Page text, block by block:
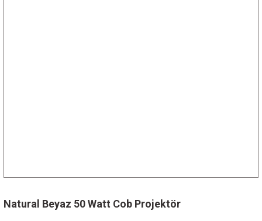
Natural Beyaz 50 Watt Cob Projektör